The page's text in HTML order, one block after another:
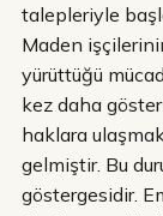
talepleriyle
Maden
yürüttüğü
kez daha
haklara
gelmiştir. Bu
göstergesidir.